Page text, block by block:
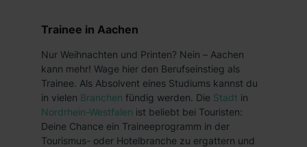
Trainee in Aachen
Nur Weihnachten und Printen? Nein – Aachen
kann mehr! Wage hier den Berufseinstieg als
Trainee. Als Absolvent eines Studiums kannst du
in vielen Branchen fündig werden. Die Stadt in
Nordrhein-Westfalen ist beliebt bei Touristen:
Deine Chance ein Traineeprogramm in der
Tourismus- oder Hotelbranche zu ergattern und